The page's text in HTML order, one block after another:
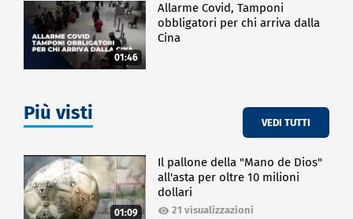
01:46
Allarme Covid, Tamponi
obbligatori per chi arriva dalla
Cina
Più visti VEDI TUTTI
01:09
Il pallone della "Mano de Dios"
all'asta per oltre 10 milioni
dollari
21 visualizzazioni